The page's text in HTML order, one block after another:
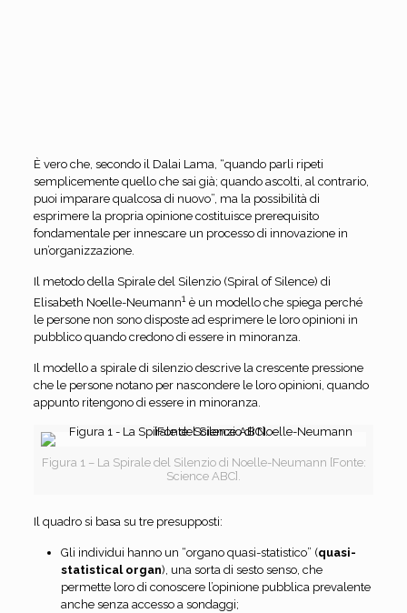
È vero che, secondo il Dalai Lama, “quando parli ripeti
semplicemente quello che sai già; quando ascolti, al contrario,
puoi imparare qualcosa di nuovo”, ma la possibilità di
esprimere la propria opinione costituisce prerequisito
fondamentale per innescare un processo di innovazione in
un’organizzazione.
Il metodo della Spirale del Silenzio (Spiral of Silence) di
Elisabeth Noelle-Neumann1è un modello che spiega perché
le persone non sono disposte ad esprimere le loro opinioni in
pubblico quando credono di essere in minoranza.
Il modello a spirale di silenzio descrive la crescente pressione
che le persone notano per nascondere le loro opinioni, quando
appunto ritengono di essere in minoranza.
Figura 1 – La Spirale del Silenzio di Noelle-Neumann [Fonte:
Science ABC].
Il quadro si basa su tre presupposti:
Gli individui hanno un “organo quasi-statistico” (quasi-
statistical organ), una sorta di sesto senso, che
permette loro di conoscere l’opinione pubblica prevalente
anche senza accesso a sondaggi;